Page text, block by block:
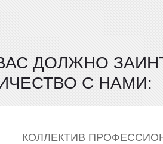
ДОЛЖНО
С НАМИ:
КОЛЛЕКТИВ